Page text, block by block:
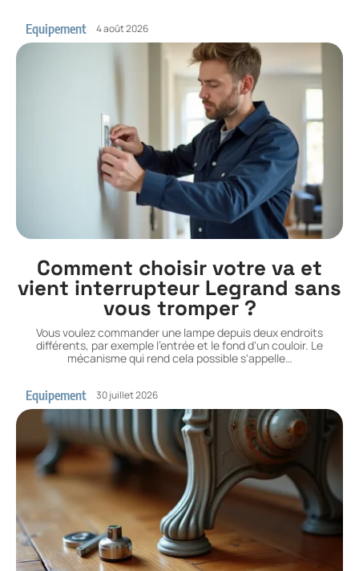
Equipement 4 août 2026
Comment choisir votre va et
vient interrupteur Legrand sans
vous tromper ?
Vous voulez commander une lampe depuis deux endroits
différents, par exemple l'entrée et le fond d'un couloir. Le
mécanisme qui rend cela possible s'appelle…
Equipement 30 juillet 2026